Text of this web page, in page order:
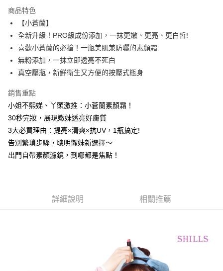
Apple Pay
街口支付
悠遊付
ATM付款
全家取貨付款
每筆NT$85，滿NT$499(含以上)免運費
付款後全家取貨
每筆NT$85，滿NT$499(含以上)免運費
每筆NT$85，滿NT$499(含以上)免運費
商品特色
【小蒼蘭】
全新升級！PRO級成份添加，一抹更嫩、更亮、更白皙!
喜歡小蒼蘭的必搶！一瓶美肌兼防曬的素顏霜
無粉添加，一抹立即透亮不死白
真空壓瓶，新鮮衛生又方便的按壓式瓶身
銷售重點
小姐不熙娣、丫頭激推：小蒼蘭素顏霜！
30秒完妝，展現嫩妹透亮好膚質
3大必買理由：提亮×清爽×抗UV，1瓶搞定!
告別繁瑣步驟，聰明懶妹新選擇～
出門自帶素顏濾鏡，到哪都是焦點！
詳細說明 相關推薦